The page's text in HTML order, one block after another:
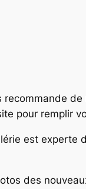
pour remplir
est experte
des